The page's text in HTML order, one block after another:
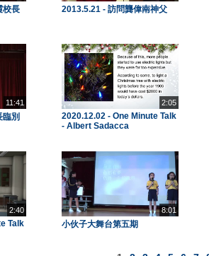
校長 2013.5.21 - 訪問龔偉南神父
11:41
別
2:05
2020.12.02 - One Minute Talk
- Albert Sadacca
2:40
Talk
8:01
小伙子大舞台第五期